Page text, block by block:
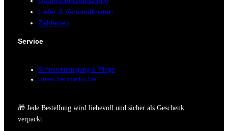
Liefer & Versandkosten
Zahlarten
Service
Schmuckreinigung & Pflege
Unser Service für Sie
🎁 Jede Bestellung wird liebevoll und sicher als Geschenk
verpackt